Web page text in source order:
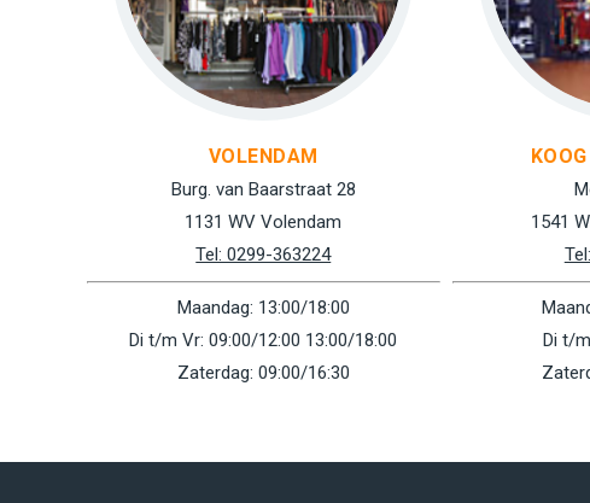
VOLENDAM
Burg. van Baarstraat 28
1131 WV Volendam
Tel: 0299-363224
Maandag: 13:00/18:00
Di t/m Vr: 09:00/12:00 13:00/18:00
Zaterdag: 09:00/16:30
1541
Di t/